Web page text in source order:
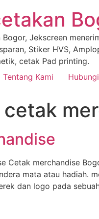
Bogor, Jekscreen
Stiker HVS,
cetak Pad printing.
Tentang Kami
cetak
Cetak merchandise
mata atau hadiah.
dan logo pada